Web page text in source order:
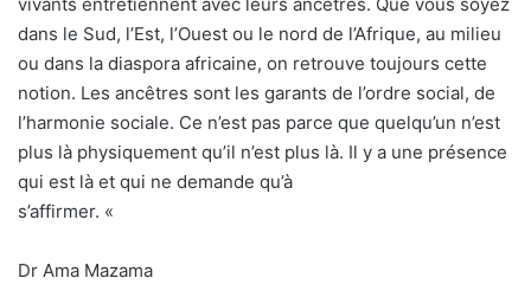
dans le Sud, l’Est, l’Ouest ou le nord de l’Afrique, au milieu
ou dans la diaspora africaine, on retrouve toujours cette
notion. Les ancêtres sont les garants de l’ordre social, de
l’harmonie sociale. Ce n’est pas parce que quelqu’un n’est
plus là physiquement qu’il n’est plus là. Il y a une présence
qui est là et qui ne demande qu’à
s’affirmer. «
Dr Ama Mazama